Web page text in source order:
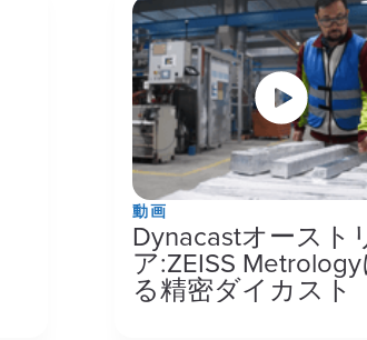
動画
Dynacastオースト
ア:ZEISS
る精密ダイカスト